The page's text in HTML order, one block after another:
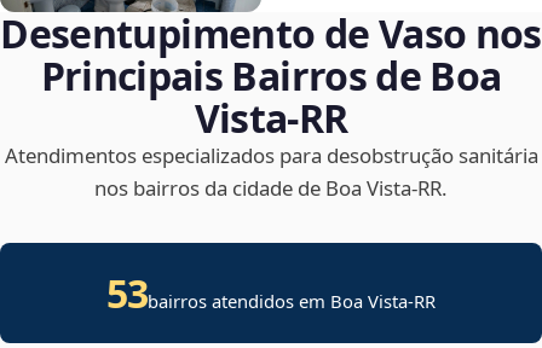
Desentupimento de Vaso nos
Principais Bairros de Boa
Vista‑RR
Atendimentos especializados para desobstrução sanitária
nos bairros da cidade de Boa Vista‑RR.
53bairros atendidos em Boa Vista-RR